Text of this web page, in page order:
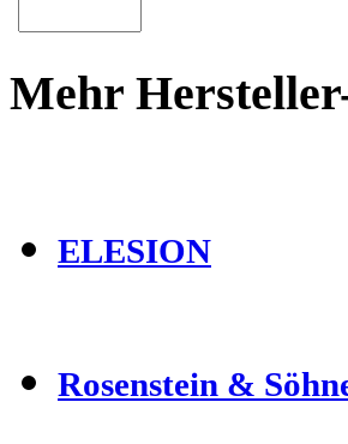
Mehr
ELESION
Rosenstein &